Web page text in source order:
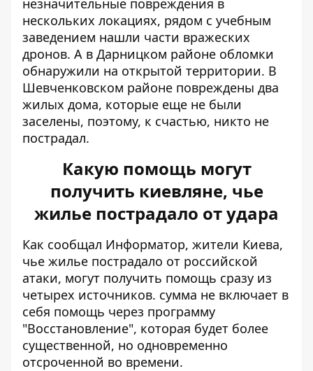
незначительные повреждения в
нескольких локациях, рядом с учебным
заведением нашли части вражеских
дронов. А в Дарницком районе обломки
обнаружили на открытой территории. В
Шевченковском районе повреждены два
жилых дома, которые еще не были
заселены, поэтому, к счастью, никто не
пострадал.
Какую помощь могут
получить киевляне, чье
жилье пострадало от удара
Как сообщал Информатор, жители Киева,
чье жилье пострадало от российской
атаки, могут получить помощь сразу из
четырех источников. сумма не включает в
себя помощь через программу
"Восстановление", которая будет более
существенной, но одновременно
отсроченной во времени.